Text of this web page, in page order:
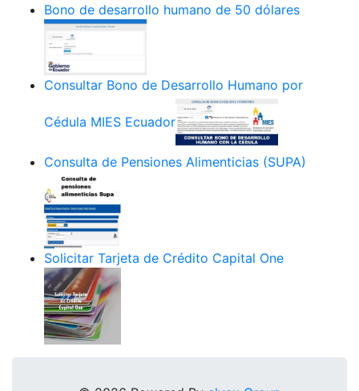
Bono de desarrollo humano de 50 dólares
Consultar Bono de Desarrollo Humano por
Cédula MIES Ecuador
Consulta de Pensiones Alimenticias (SUPA)
Solicitar Tarjeta de Crédito Capital One